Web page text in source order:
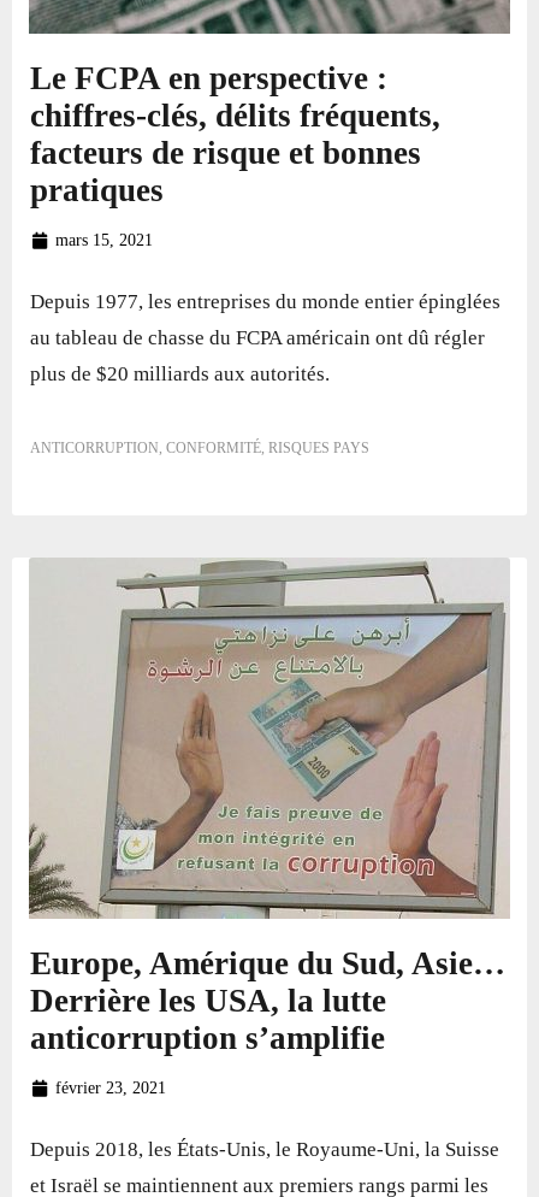
Le FCPA en perspective :
chiffres-clés, délits fréquents,
facteurs de risque et bonnes
pratiques
mars 15, 2021
Depuis 1977, les entreprises du monde entier épinglées
au tableau de chasse du FCPA américain ont dû régler
plus de $20 milliards aux autorités.
ANTICORRUPTION, CONFORMITÉ, RISQUES PAYS
Europe, Amérique du Sud, Asie…
Derrière les USA, la lutte
anticorruption s’amplifie
février 23, 2021
Depuis 2018, les États-Unis, le Royaume-Uni, la Suisse
et Israël se maintiennent aux premiers rangs parmi les